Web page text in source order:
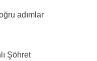
adımlar
Şöhret